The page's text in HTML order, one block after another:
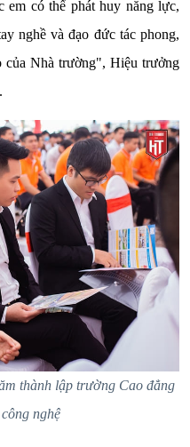
em có thể phát huy năng lực,
nghề và đạo đức tác phong,
của Nhà trường", Hiệu trưởng
thành lập trường Cao đẳng
nghệ